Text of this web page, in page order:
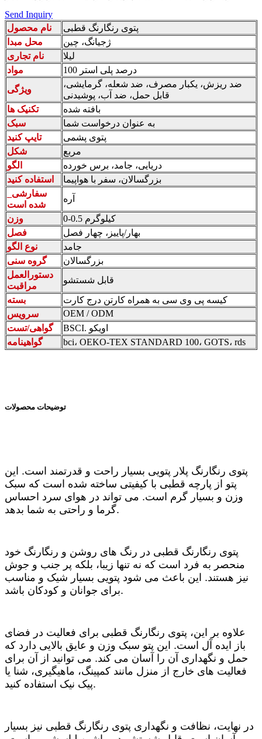
Send Inquiry
نام محصول
پتوی رنگارنگ قطبی
محل مبدا
ژجیانگ، چین
نام تجاری
لیلا
مواد
100 درصد پلی استر
ویژگی
ضد ریزش، یکبار مصرف، ضد شعله، گرمایشی،
قابل حمل، ضد آب، پوشیدنی
تکنیک ها
بافته شده
سبک
به عنوان درخواست شما
تایپ کنید
پتوی پشمی
شکل
مربع
الگو
دریایی، جامد، برس خورده
استفاده کنید
بزرگسالان، سفر با هواپیما
شده است
آره
وزن
0-0.5 کیلوگرم
فصل
بهار/پاییز، چهار فصل
نوع الگو
جامد
گروه سنی
بزرگسالان
دستورالعمل
مراقبت
قابل شستشو
بسته
کیسه پی وی سی به همراه کارتن درج کارت
سرویس
OEM / ODM
گواهی/تست
BSCI. اویکو
گواهینامه
bci، OEKO-TEX STANDARD 100، GOTS، rds
توضیحات محصولات
پتوی رنگارنگ پلار پتویی بسیار راحت و قدرتمند است. این
پتو از پارچه قطبی با کیفیتی ساخته شده است که سبک
وزن و بسیار گرم است. می تواند در هوای سرد احساس
گرما و راحتی به شما بدهد.
پتوی رنگارنگ قطبی در رنگ های روشن و رنگارنگ خود
منحصر به فرد است که نه تنها زیبا، بلکه پر جنب و جوش
نیز هستند. این باعث می شود پتویی بسیار شیک و مناسب
برای جوانان و کودکان باشد.
علاوه بر این، پتوی رنگارنگ قطبی برای فعالیت در فضای
باز ایده آل است. این پتو سبک وزن و عایق بالایی دارد که
حمل و نگهداری آن را آسان می کند. می توانید از آن برای
فعالیت های خارج از منزل مانند کمپینگ، ماهیگیری، شنا یا
پیک نیک استفاده کنید.
در نهایت، نظافت و نگهداری پتوی رنگارنگ قطبی نیز بسیار